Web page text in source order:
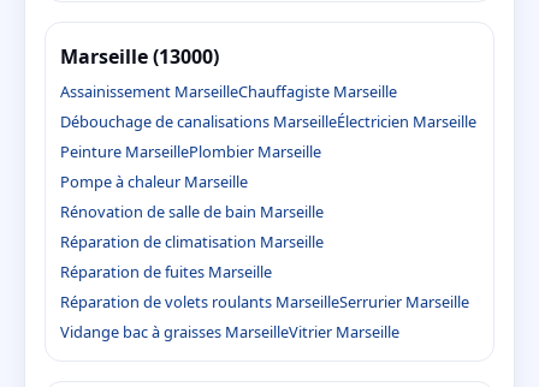
Marseille (13000)
Assainissement MarseilleChauffagiste Marseille
Débouchage de canalisations MarseilleÉlectricien Marseille
Peinture MarseillePlombier Marseille
Pompe à chaleur Marseille
Rénovation de salle de bain Marseille
Réparation de climatisation Marseille
Réparation de fuites Marseille
Réparation de volets roulants MarseilleSerrurier Marseille
Vidange bac à graisses MarseilleVitrier Marseille